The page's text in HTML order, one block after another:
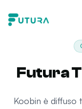
Futura
Koobin è diffuso